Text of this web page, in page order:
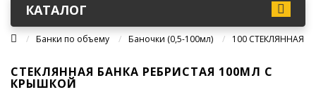
КАТАЛОГ
Банки по объему Баночки (0,5-100мл) 100 СТЕКЛЯННАЯ
СТЕКЛЯННАЯ БАНКА РЕБРИСТАЯ 100МЛ С
КРЫШКОЙ